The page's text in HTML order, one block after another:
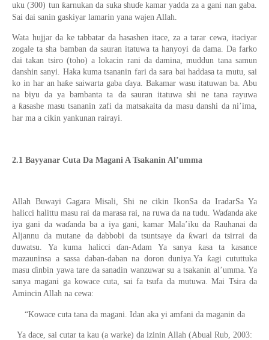
uku (300) tun ƙarnukan da suka shuɗe kamar yadda za a gani nan gaba.
Sai dai sanin gaskiyar lamarin yana wajen Allah.
Wata hujjar da ke tabbatar da hasashen itace, za a tarar cewa, itaciyar
zogale ta sha bamban da sauran itatuwa ta hanyoyi da dama. Da farko
dai takan tsiro (toho) a lokacin rani da damina, muddun tana samun
danshin sanyi. Haka kuma tsananin fari da sara bai haddasa ta mutu, sai
ko in har an haƙe saiwarta gaba ɗaya. Bakamar wasu itatuwan ba. Abu
na biyu da ya bambanta ta da sauran itatuwa shi ne tana rayuwa
a ƙasashe masu tsananin zafi da matsakaita da masu danshi da ni’ima,
har ma a cikin yankunan rairayi.
2.1 Bayyanar Cuta Da Magani A Tsakanin Al’umma
Allah Buwayi Gagara Misali, Shi ne cikin IkonSa da IradarSa Ya
halicci halittu masu rai da marasa rai, na ruwa da na tudu. Waɗanda ake
iya gani da waɗanda ba a iya gani, kamar Mala’iku da Rauhanai da
Aljannu da mutane da dabbobi da tsuntsaye da ƙwari da tsirrai da
duwatsu. Ya kuma halicci ɗan-Adam Ya sanya ƙasa ta kasance
mazauninsa a sassa daban-daban na doron duniya.Ya ƙagi cututtuka
masu ɗinbin yawa tare da sanadin wanzuwar su a tsakanin al’umma. Ya
sanya magani ga kowace cuta, sai fa tsufa da mutuwa. Mai Tsira da
Amincin Allah na cewa:
“Kowace cuta tana da magani. Idan aka yi amfani da maganin da
Ya dace, sai cutar ta kau (a warke) da izinin Allah (Abual Rub, 2003: